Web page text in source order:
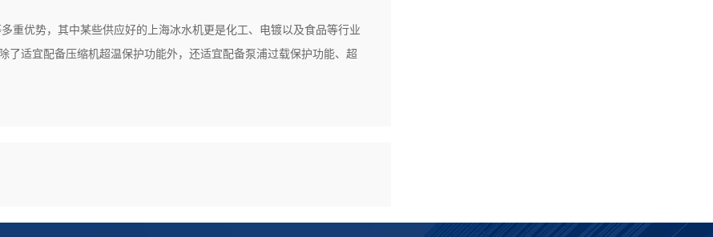
重优势，其中某些供应好的上海冰水机更是化工、电镀以及食品等行业
了适宜配备压缩机超温保护功能外，还适宜配备泵浦过载保护功能、超